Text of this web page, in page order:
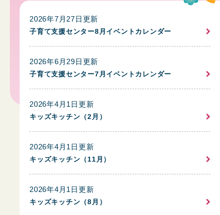
2026年7月27日更新
子育て支援センター8月イベントカレンダー
2026年6月29日更新
子育て支援センター7月イベントカレンダー
2026年4月1日更新
キッズキッチン（2月）
2026年4月1日更新
キッズキッチン（11月）
2026年4月1日更新
キッズキッチン（8月）